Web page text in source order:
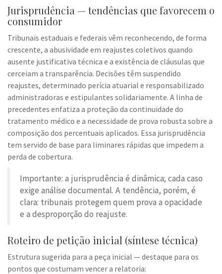
Jurisprudência — tendências que favorecem o
consumidor
Tribunais estaduais e federais vêm reconhecendo, de forma
crescente, a abusividade em reajustes coletivos quando
ausente justificativa técnica e a existência de cláusulas que
cerceiam a transparência. Decisões têm suspendido
reajustes, determinado perícia atuarial e responsabilizado
administradoras e estipulantes solidariamente. A linha de
precedentes enfatiza a proteção da continuidade do
tratamento médico e a necessidade de prova robusta sobre a
composição dos percentuais aplicados. Essa jurisprudência
tem servido de base para liminares rápidas que impedem a
perda de cobertura.
Importante: a jurisprudência é dinâmica; cada caso
exige análise documental. A tendência, porém, é
clara: tribunais protegem quem prova a opacidade
e a desproporção do reajuste.
Roteiro de petição inicial (síntese técnica)
Estrutura sugerida para a peça inicial — destaque para os
pontos que costumam vencer a relatoria: